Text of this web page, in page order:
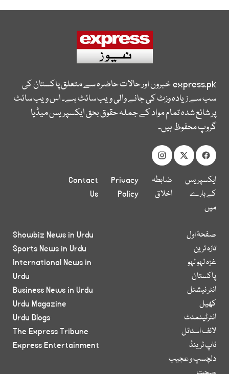
express.pkخبروں اور حالات حاضرہ سے متعلق پاکستان کی
سب سے زیادہ وزٹ کی جانے والی ویب سائٹ ہے۔ اس ویب سائٹ
پر شائع شدہ تمام مواد کے جملہ حقوق بحق ایکسپریس میڈیا
گروپ محفوظ ہیں۔
ایکسپریس
کے بارے
میں
ضابطہ
اخلاق
Privacy
Policy
Contact
Us
صفحۂ اول
تازہ ترین
غزہ لہو لہو
پاکستان
انٹر نیشنل
کھیل
انٹرٹینمنٹ
لائف اسٹائل
ٹاپ ٹرینڈ
دلچسپ و عجیب
Showbiz News in Urdu
Sports News in Urdu
International News in
Urdu
Business News in Urdu
Urdu Magazine
Urdu Blogs
The Express Tribune
Express Entertainment